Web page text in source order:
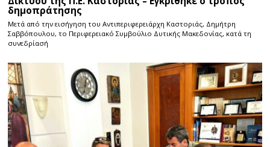
δημοπράτησης
Μετά από την εισήγηση του Αντιπεριφερειάρχη Καστοριάς, Δημήτρη
Σαββόπουλου, το Περιφερειακό Συμβούλιο Δυτικής Μακεδονίας, κατά τη
συνεδρίασή